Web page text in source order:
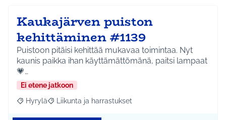
Kaukajärven puiston
kehittäminen #1139
Puistoon pitäisi kehittää mukavaa toimintaa. Nyt
kaunis paikka ihan käyttämättömänä, paitsi lampaat
💗…
Ei etene jatkoon
Rajaa tulokset aihepiirin mukaan: Hyrylä
Hyrylä Rajaa tulokset teeman mukaan: Liikunta ja
Liikunta ja harrastukset